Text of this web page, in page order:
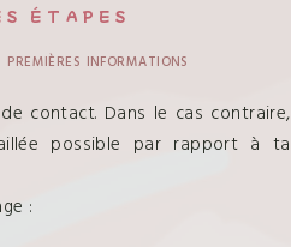
ÉTAPES
informations
contact. Dans le cas contraire,
possible par rapport à ta
: